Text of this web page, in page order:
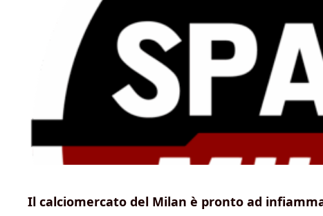
Il calciomercato del Milan è pronto ad